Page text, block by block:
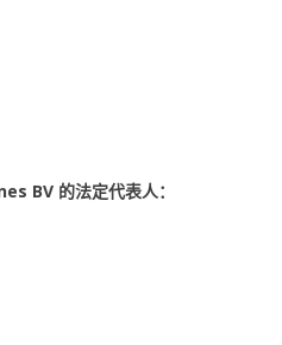
BV 的法定代表人：